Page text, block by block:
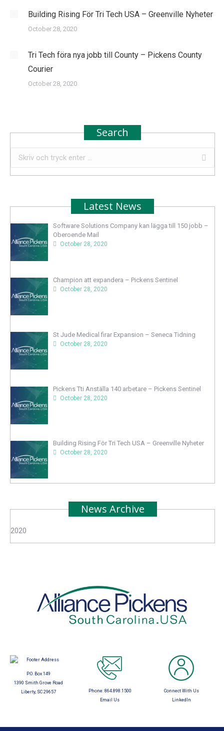
Building Rising För Tri Tech USA – Greenville Nyheter
October 28, 2020
Tri Tech föra nya jobb till County – Pickens County
Courier
October 28, 2020
Search
Search:
Latest News
Software Solutions Company kan lägga till 150 jobb –
Oberoende Mail
October 28, 2020
Champion att expandera – Pickens Sentinel
October 28, 2020
St Jude Medical firar Expansion – Seneca Tidning
October 28, 2020
Pickens Tti Anställa 140 arbetare – Pickens Sentinel
October 28, 2020
Building Rising För Tri Tech USA – Greenville Nyheter
October 28, 2020
News Archive
2020
P.O. Box 149
1390 Smith Grove Road
Liberty, SC 29657
Phone: 864.898.1500
Email Us
Connect With Us
LinkedIn